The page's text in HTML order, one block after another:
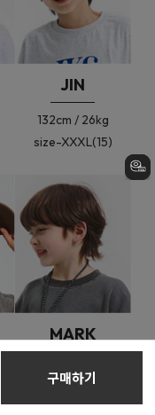
구매하기
JIN
132cm / 26kg
size-XXXL(15)
MARK
120cm / 20kg